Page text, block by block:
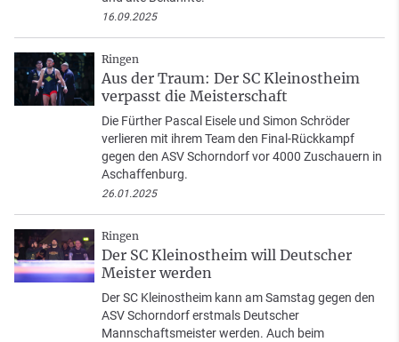
16.09.2025
Ringen
Aus der Traum: Der SC Kleinostheim
verpasst die Meisterschaft
Die Fürther Pascal Eisele und Simon Schröder
verlieren mit ihrem Team den Final-Rückkampf
gegen den ASV Schorndorf vor 4000 Zuschauern in
Aschaffenburg.
26.01.2025
Ringen
Der SC Kleinostheim will Deutscher
Meister werden
Der SC Kleinostheim kann am Samstag gegen den
ASV Schorndorf erstmals Deutscher
Mannschaftsmeister werden. Auch beim